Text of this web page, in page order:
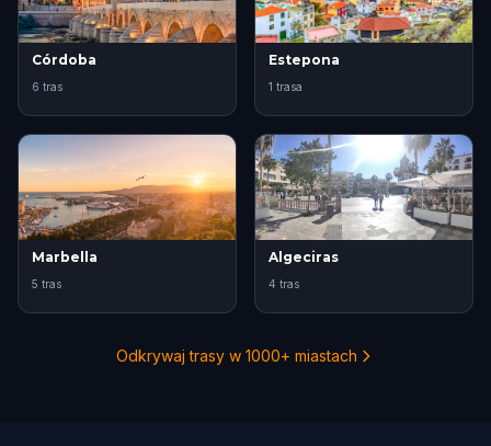
Córdoba
6 tras
Estepona
1 trasa
Marbella
5 tras
Algeciras
4 tras
Odkrywaj trasy w 1000+ miastach